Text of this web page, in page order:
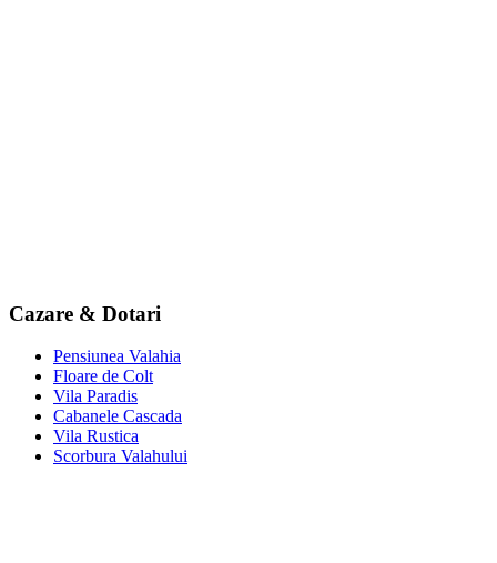
Floare de Colt
Vila Paradis
Cabanele Cascada
Vila Rustica
Scorbura Valahului